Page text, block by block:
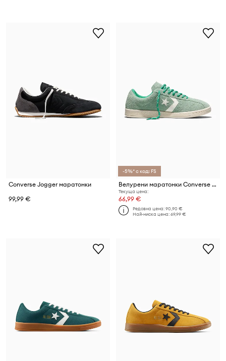
Converse Jogger маратонки
99,99 €
-5%* с код: FS
Велурени маратонки Converse All Star Classic Trainer
Текуща цена:
66,99 €
Редовна цена:90,90 €
Най-ниска цена:69,99 €